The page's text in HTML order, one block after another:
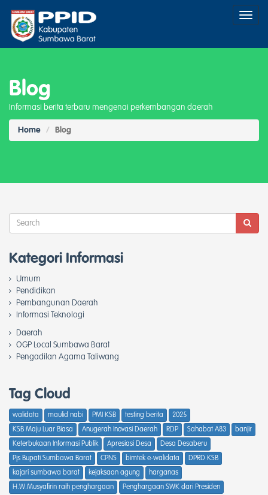
Toggle
Blog
Informasi berita terbaru mengenai perkembangan daerah
Home Blog
Kategori Informasi
Umum
Pendidikan
Pembangunan Daerah
Informasi Teknologi
Daerah
OGP Local Sumbawa Barat
Pengadilan Agama Taliwang
Tag Cloud
walidata maulid nabi PMI KSB testing berita
2025
KSB Maju Luar Biasa
Anugerah Inovasi Daerah RDP Sahabat A83
banjir
Keterbukaan Informasi Publik
Apresiasi Desa
Desa Desaberu
Pjs Bupati Sumbawa Barat
CPNS bimtek e-walidata
DPRD KSB
kajari sumbawa barat
kejaksaan agung
harganas
H.W.Musyafirin raih penghargaan
Penghargaan SWK dari Presiden